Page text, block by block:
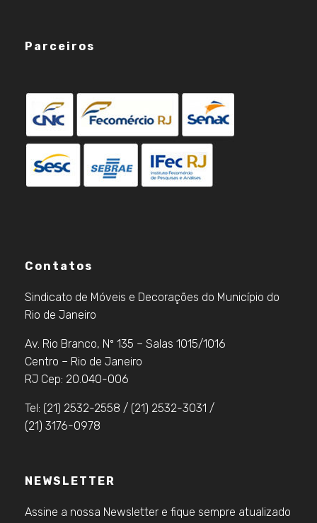
Parceiros
Contatos
Sindicato de Móveis e Decorações do Município do
Rio de Janeiro
Av. Rio Branco, Nº 135 – Salas 1015/1016
Centro – Rio de Janeiro
RJ Cep: 20.040-006
Tel: (21) 2532-2558 / (21) 2532-3031 /
(21) 3176-0978
NEWSLETTER
Assine a nossa Newsletter e fique sempre atualizado